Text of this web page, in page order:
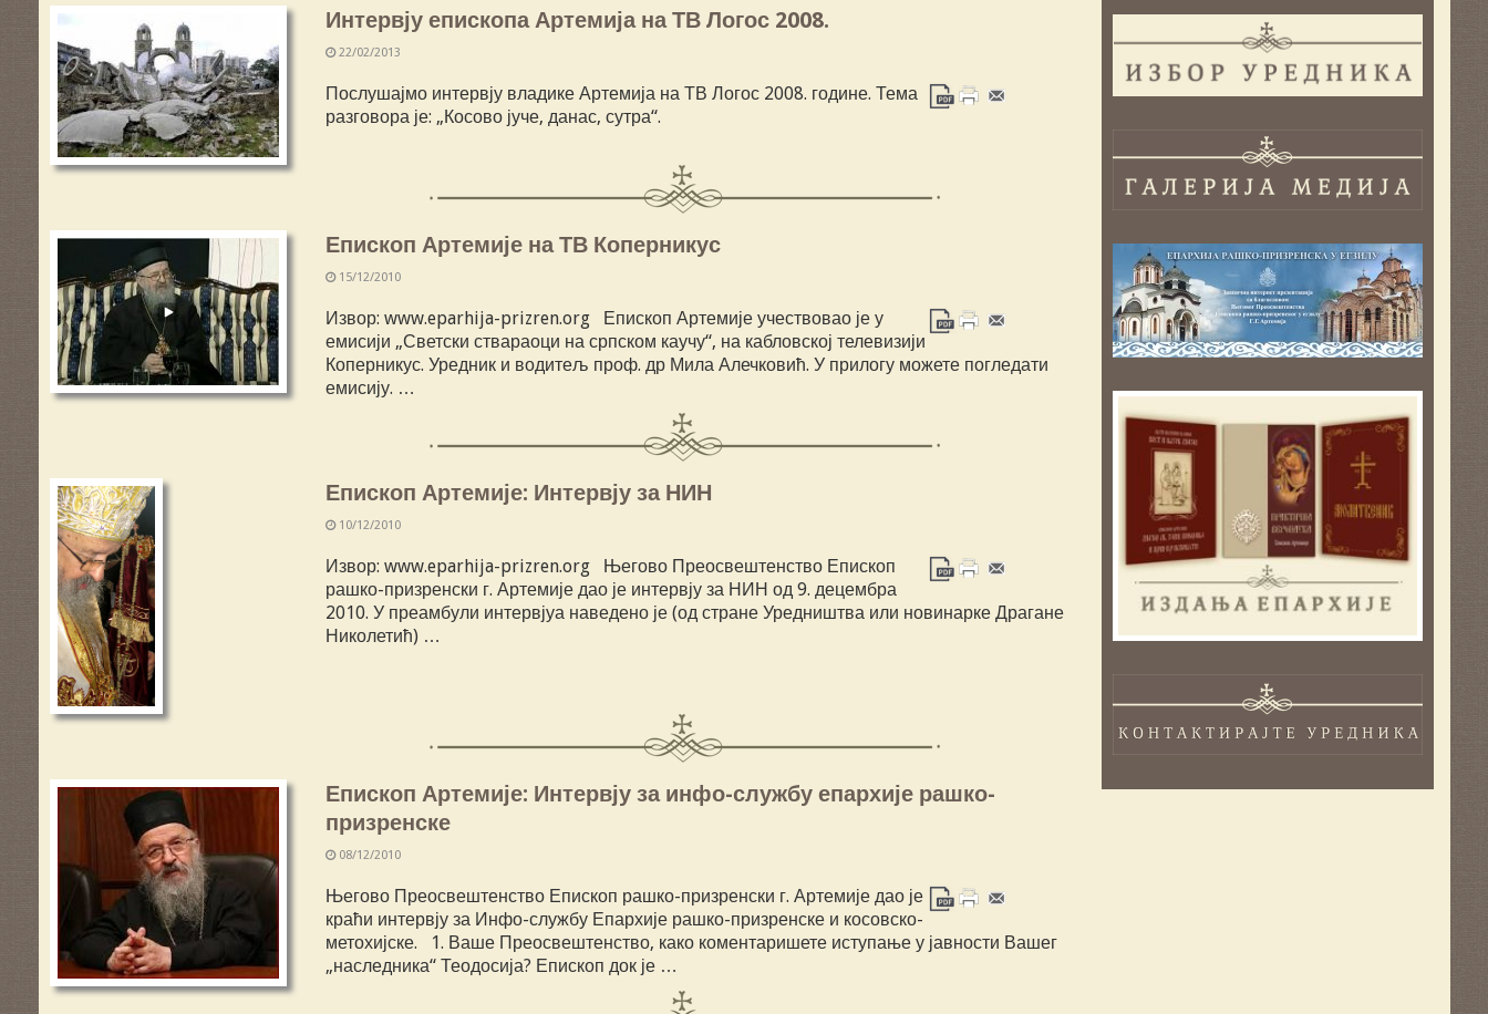
Интервју епископа Артемија на ТВ Логос 2008.
22/02/2013
Послушајмо интервју владике Артемија на ТВ Логос 2008. године. Тема
разговора је: „Косово јуче, данас, сутра“.
Епископ Артемије на ТВ Коперникус
15/12/2010
Извор: www.eparhija-prizren.org Епископ Артемије учествовао је у
емисији „Светски ствараоци на српском каучу“, на кабловској телевизији
Коперникус. Уредник и водитељ проф. др Мила Алечковић. У прилогу можете погледати
емисију. …
Епископ Артемије: Интервју за НИН
10/12/2010
Извор: www.eparhija-prizren.org Његово Преосвештенство Епископ
рашко-призренски г. Артемије дао је интервју за НИН од 9. децембра
2010. У преамбули интервјуа наведено је (од стране Уредништва или новинарке Драгане
Николетић) …
Епископ Артемије: Интервју за инфо-службу епархије рашко-
призренске
08/12/2010
Његово Преосвештенство Епископ рашко-призренски г. Артемије дао је
краћи интервју за Инфо-службу Епархије рашко-призренске и косовско-
метохијске. 1. Ваше Преосвештенство, како коментаришете иступање у јавности Вашег
„наследника“ Теодосија? Епископ док је …